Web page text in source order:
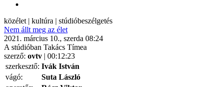
közélet | kultúra | stúdióbeszélgetés
Nem állt meg az élet
2021. március 10., szerda 08:24
A stúdióban Takács Tímea
szerző: ovtv | 00:12:23
szerkesztő: Ivák István
vágó:
Suta László